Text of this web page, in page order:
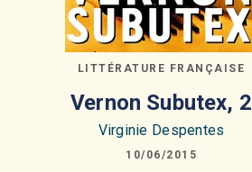
LITTÉRATURE FRANÇAISE
Vernon Subutex, 2
Virginie Despentes
10/06/2015